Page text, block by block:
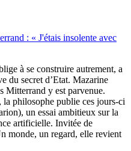
: « J'étais insolente avec
à se construire autrement, a
du secret d’Etat. Mazarine
Mitterrand y est parvenue.
la philosophe publie ces jours-ci
un essai ambitieux sur la
artificielle. Invitée de
monde, un regard, elle revient